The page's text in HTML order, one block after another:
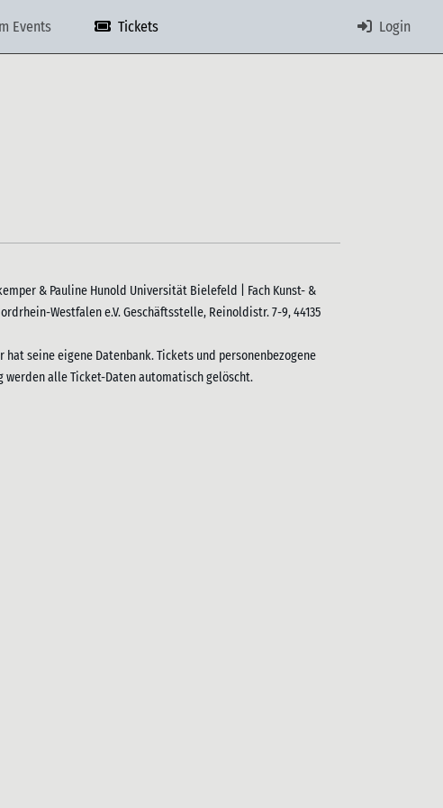
Events Tickets Login
& Pauline Hunold Universität Bielefeld | Fach Kunst- &
Westfalen e.V. Geschäftsstelle, Reinoldistr. 7-9, 44135
seine eigene Datenbank. Tickets und personenbezogene
werden alle Ticket-Daten automatisch gelöscht.